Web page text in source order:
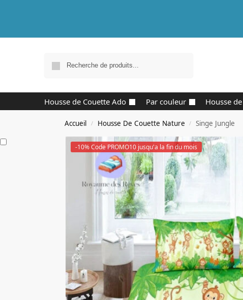
Housse de Couette Ado Par couleur Housse
Accueil / Housse De Couette Nature / Singe Jungle
-10% Code PROMO10 jusqu'a la fin du mois